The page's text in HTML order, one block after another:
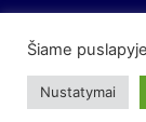
Šiame
Nustatymai